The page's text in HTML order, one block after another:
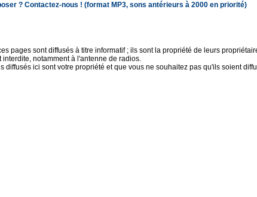
? Contactez-nous ! (format MP3, sons antérieurs à 2000 en priorité)
pages sont diffusés à titre informatif ; ils sont la propriété de leurs
interdite, notamment à l'antenne de radios.
diffusés ici sont votre propriété et que vous ne souhaitez pas qu'ils soient